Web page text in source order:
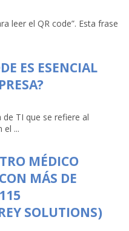
leer el QR code”. Esta frase
ES ESENCIAL
TI que se refiere al
el ...
MÉDICO
MÁS DE
SOLUTIONS)